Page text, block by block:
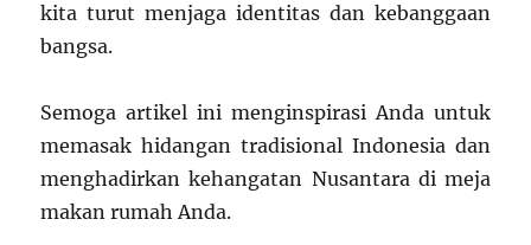
kita turut menjaga identitas dan kebanggaan
bangsa.
Semoga artikel ini menginspirasi Anda untuk
memasak hidangan tradisional Indonesia dan
menghadirkan kehangatan Nusantara di meja
makan rumah Anda.